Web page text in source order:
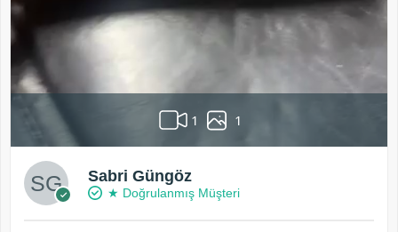
1 1
Sabri Güngöz
★ Doğrulanmış Müşteri